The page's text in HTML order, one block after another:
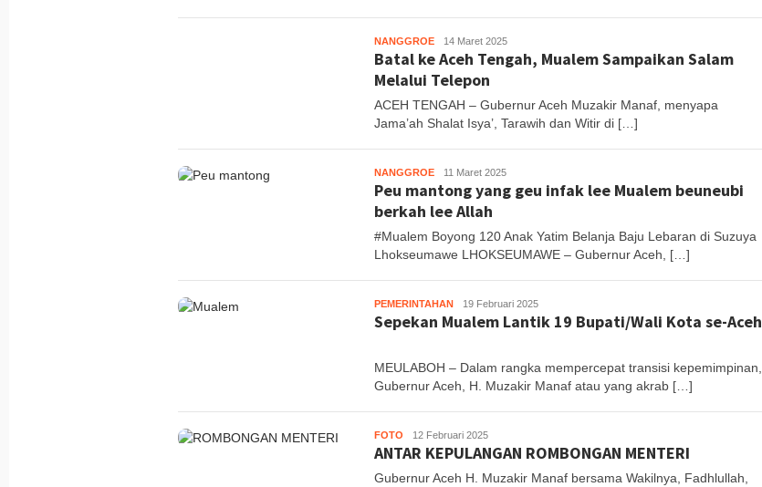
NANGGROE Muhajir
14 Maret 2025
Batal ke Aceh Tengah, Mualem Sampaikan Salam
Melalui Telepon
ACEH TENGAH – Gubernur Aceh Muzakir Manaf, menyapa
Jama’ah Shalat Isya’, Tarawih dan Witir di […]
NANGGROE Muhajir
S
11 Maret 2025
Peu mantong yang geu infak lee Mualem beuneubi
berkah lee Allah
#Mualem Boyong 120 Anak Yatim Belanja Baju Lebaran di Suzuya
Lhokseumawe LHOKSEUMAWE – Gubernur Aceh, […]
PEMERINTAHAN Muhajir
S
19 Februari 2025
Sepekan Mualem Lantik 19 Bupati/Wali Kota se-Aceh
MEULABOH – Dalam rangka mempercepat transisi kepemimpinan,
Gubernur Aceh, H. Muzakir Manaf atau yang akrab […]
FOTO Muhajir
S
12 Februari 2025
ANTAR KEPULANGAN ROMBONGAN MENTERI
Gubernur Aceh H. Muzakir Manaf bersama Wakilnya, Fadhlullah,